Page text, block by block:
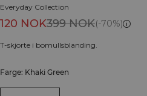
Everyday Collection
120 NOK399 NOK(-70%)
T-skjorte i bomullsblanding.
Farge: Khaki Green